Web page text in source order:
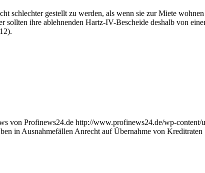
schlechter gestellt zu werden, als wenn sie zur Miete
ihre ablehnenden Hartz-IV-Bescheide deshalb von
von Profinews24.de http://www.profinews24.de/wp-
in Ausnahmefällen Anrecht auf Übernahme von Kreditraten